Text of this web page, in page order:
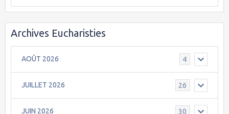
Archives Eucharisties
AOÛT 2026 4
JUILLET 2026 26
JUIN 2026 30